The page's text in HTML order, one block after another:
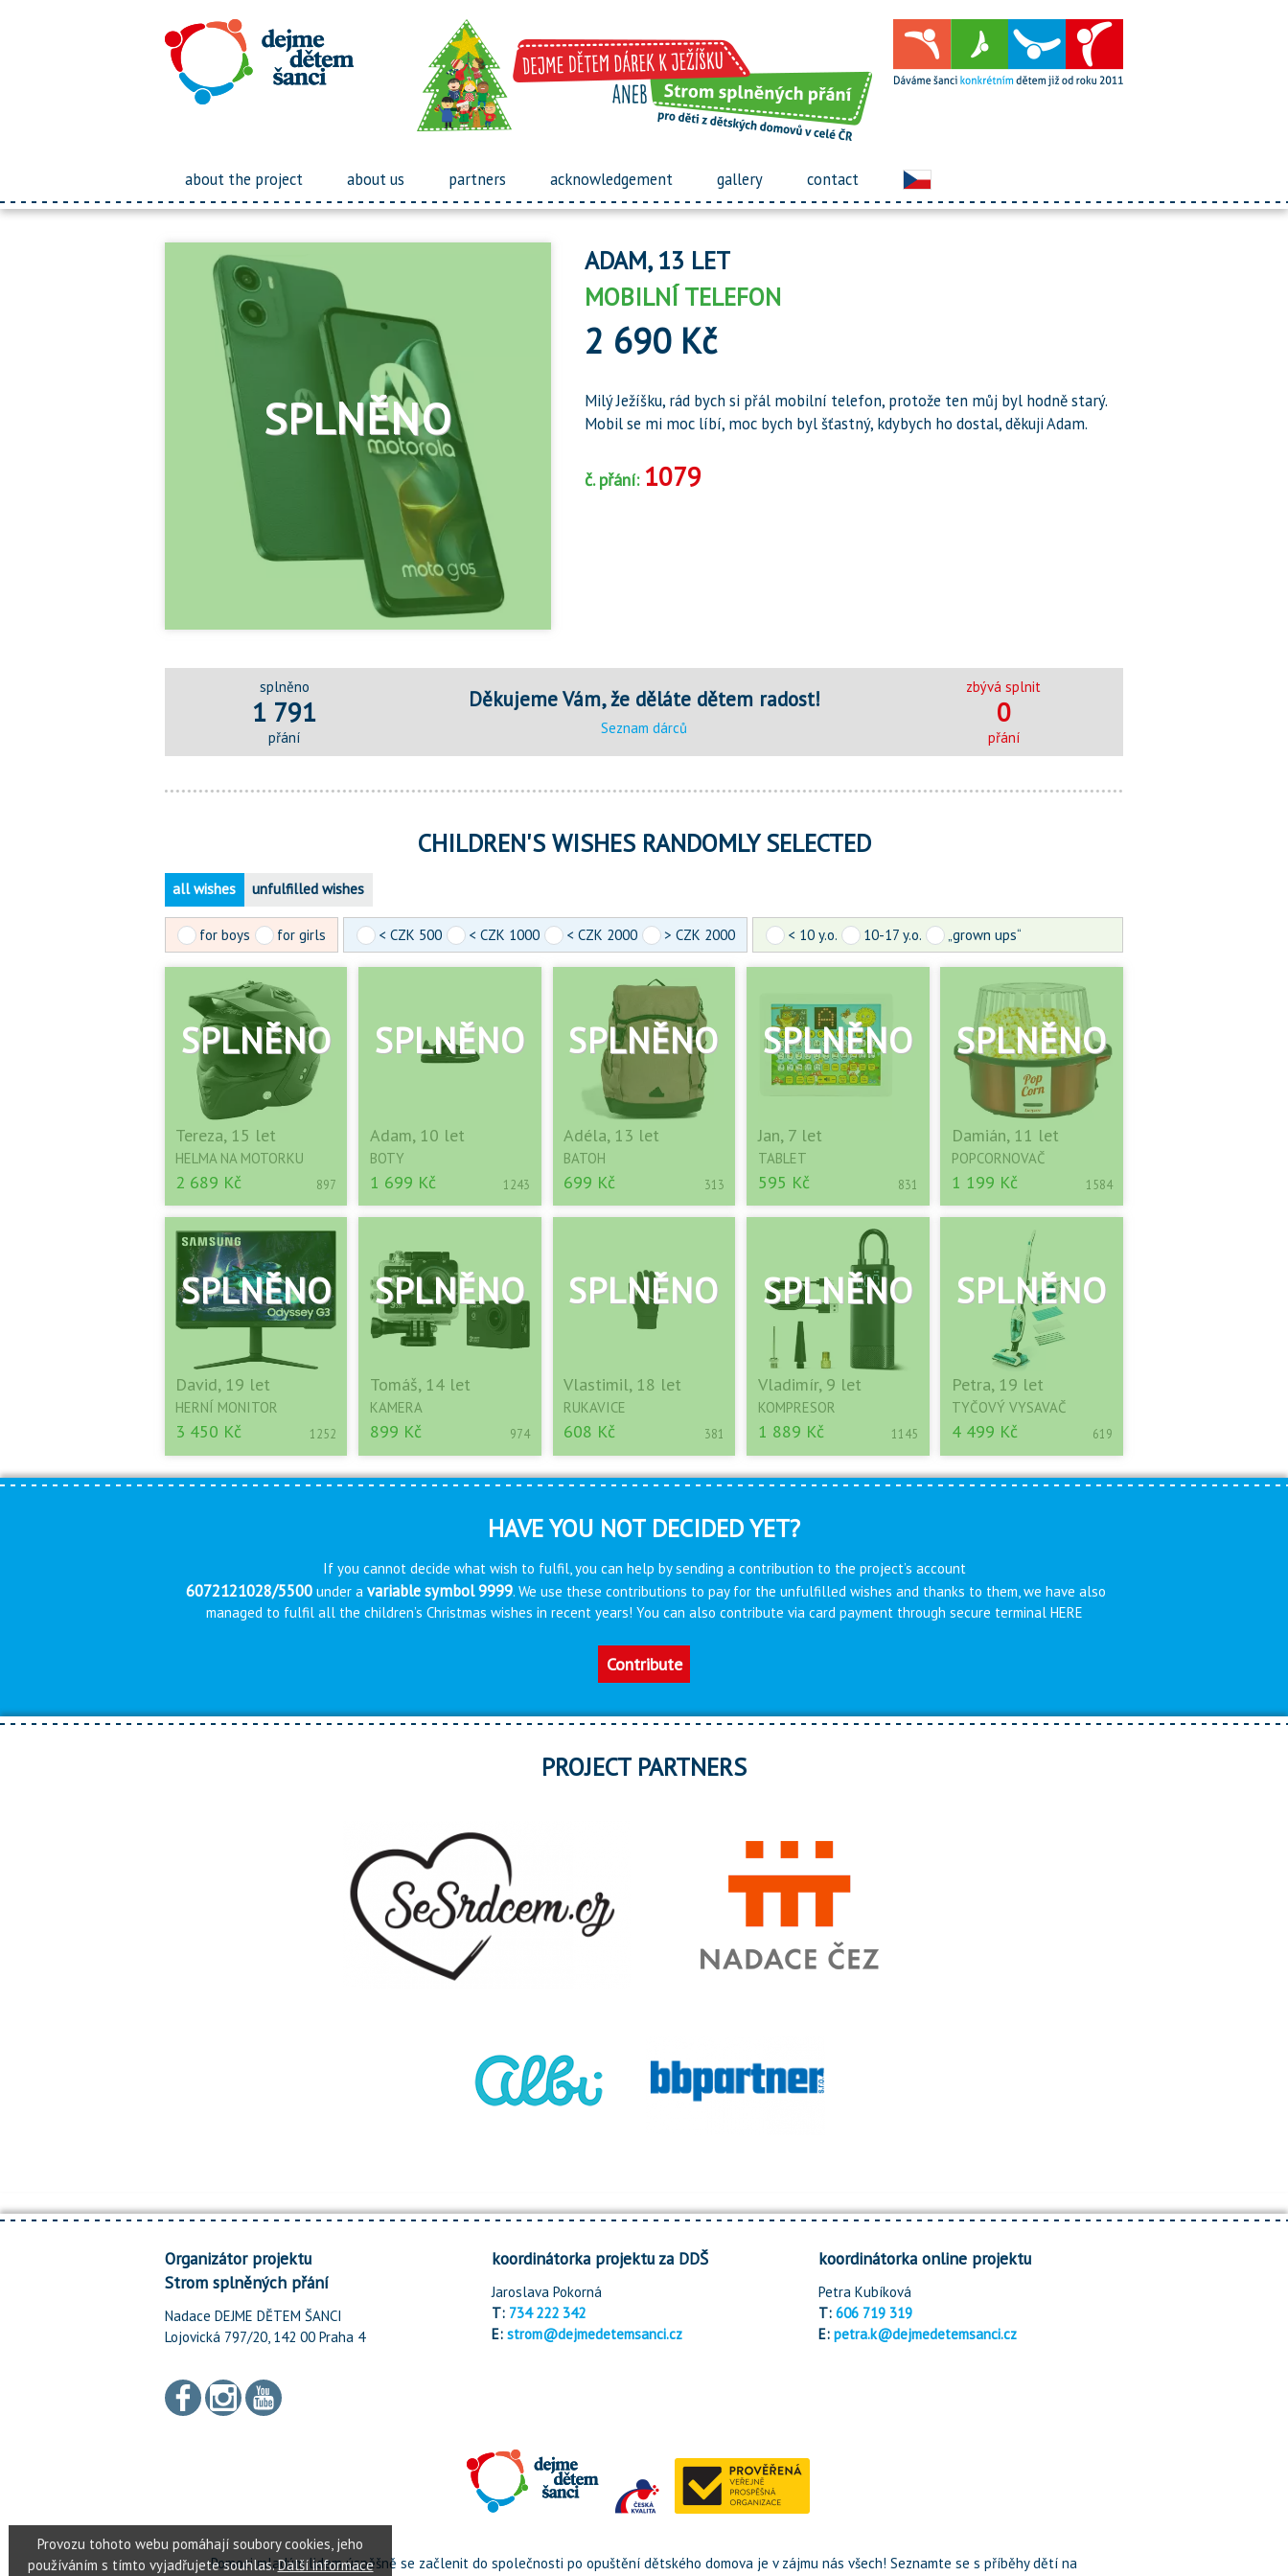
about the project about us partners acknowledgement gallery contact
ADAM, 13 LET
MOBILNÍ TELEFON
2 690 Kč
Milý Ježíšku, rád bych si přál mobilní telefon, protože ten můj byl hodně starý.
Mobil se mi moc líbí, moc bych byl šťastný, kdybych ho dostal, děkuji Adam.
č. přání: 1079
splněno
1 791
přání
Děkujeme Vám, že děláte dětem radost!
Seznam dárců
zbývá splnit
0
přání
CHILDREN'S WISHES RANDOMLY SELECTED
all wishes unfulfilled wishes
for boys for girls < CZK 500 < CZK 1000 < CZK 2000 > CZK 2000 < 10 y.o. 10-17 y.o. „grown ups“
Tereza, 15 let
HELMA NA MOTORKU
2 689 Kč 897
Adam, 10 let
BOTY
1 699 Kč 1243
Adéla, 13 let
BATOH
699 Kč 313
Jan, 7 let
TABLET
595 Kč 831
Damián, 11 let
POPCORNOVAČ
1 199 Kč 1584
David, 19 let
HERNÍ MONITOR
3 450 Kč 1252
Tomáš, 14 let
KAMERA
899 Kč 974
Vlastimil, 18 let
RUKAVICE
608 Kč 381
Vladimír, 9 let
KOMPRESOR
1 889 Kč 1145
Petra, 19 let
TYČOVÝ VYSAVAČ
4 499 Kč 619
HAVE YOU NOT DECIDED YET?
If you cannot decide what wish to fulfil, you can help by sending a contribution to the project’s account
6072121028/5500 under a variable symbol 9999. We use these contributions to pay for the unfulfilled wishes and thanks to them, we have also
managed to fulfil all the children’s Christmas wishes in recent years! You can also contribute via card payment through secure terminal HERE
Contribute
PROJECT PARTNERS
Organizátor projektu
Strom splněných přání
Nadace DEJME DĚTEM ŠANCI
Lojovická 797/20, 142 00 Praha 4
koordinátorka projektu za DDŠ
Jaroslava Pokorná
T: 734 222 342
E: strom@dejmedetemsanci.cz
koordinátorka online projektu
Petra Kubíková
T:606 719 319
E:petra.k@dejmedetemsanci.cz
Pomoci mladým lidem úspěšně se začlenit do společnosti po opuštění dětského domova je v zájmu nás všech! Seznamte se s příběhy dětí na